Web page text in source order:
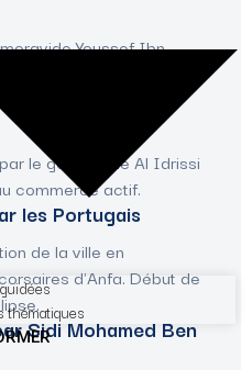
thématiques
Youssef Ibn
conquiert Anfa, alors
le géographe Al Idrissi
commerce actif.
les Portugais
de la ville en
d'Anfa. Début de
Sidi Mohamed Ben